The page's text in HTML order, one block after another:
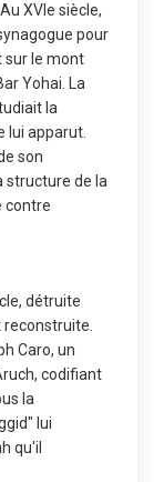
XVIe siècle,
pour
sur le mont
Yohai. La
la
lui apparut.
son
structure de la
contre
détruite
Caro, un
codifiant
la
lui
qu'il